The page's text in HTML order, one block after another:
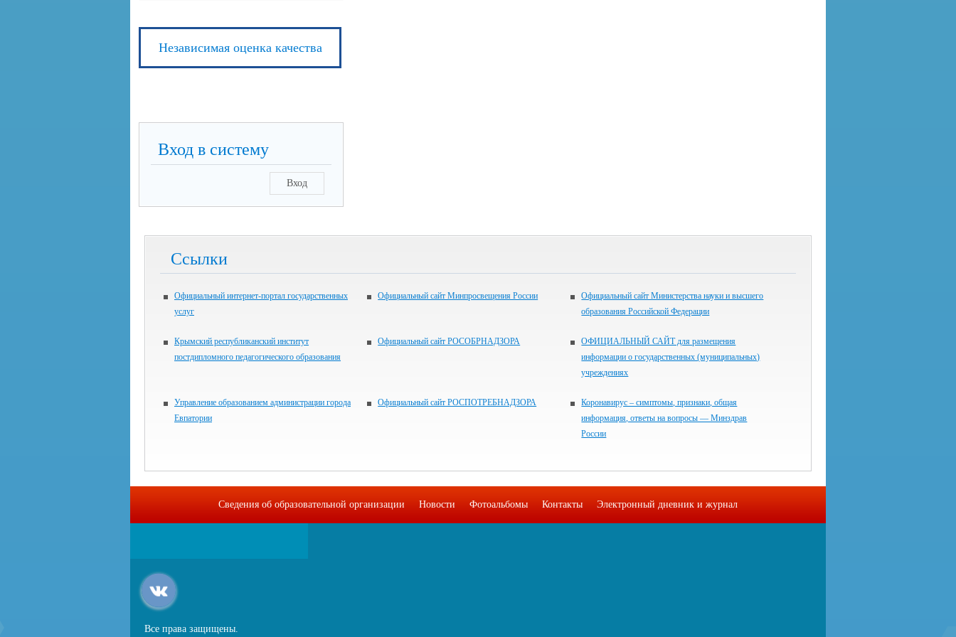
Независимая оценка качества
Вход в систему
Вход
Ссылки
Официальный интернет-портал государственных
услуг
Официальный сайт Минпросвещения России
Официальный сайт Министерства науки и высшего
образования Российской Федерации
Крымский республиканский институт
постдипломного педагогического образования
Официальный сайт РОСОБРНАДЗОРА
ОФИЦИАЛЬНЫЙ САЙТ для размещения
информации о государственных (муниципальных)
учреждениях
Управление образованием администрации города
Евпатории
Официальный сайт РОСПОТРЕБНАДЗОРА
Коронавирус – симптомы, признаки, общая
информация, ответы на вопросы — Минздрав
России
Сведения об образовательной организации Новости Фотоальбомы Контакты Электронный дневник и журнал
Все права защищены.